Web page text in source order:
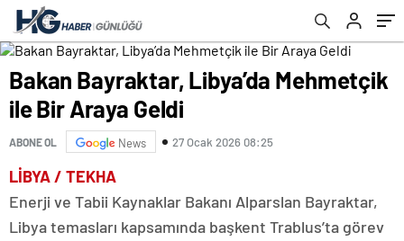
Bakan Bayraktar, Libya’da Mehmetçik
ile Bir Araya Geldi
ABONE OL News 27 Ocak 2026 08:25
LİBYA / TEKHA
Enerji ve Tabii Kaynaklar Bakanı Alparslan Bayraktar,
Libya temasları kapsamında başkent Trablus’ta görev